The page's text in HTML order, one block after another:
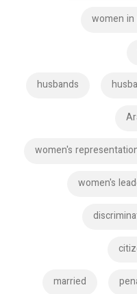
women
husbands
women's
women's
married